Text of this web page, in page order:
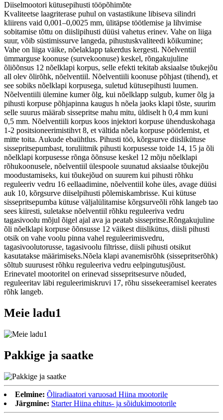
Diiselmootori kütusepihusti tööpõhimõte
Kvaliteetse laagriterase puhul on vastastikune libiseva silindri
kliirens vaid 0,001–0,0025 mm, ülitäpse töötlemise ja lihvimise
sobitamise tõttu on diislipihusti düüsi vahetus erinev. Vahe on liiga
suur, võib süstimissurve langeda, pihustuskvaliteedi kõikumine;
Vahe on liiga väike, nõelaklapp takerdus kergesti. Nõelventiil
ümmarguse koonuse (survekoonuse) keskel, rõngakujuline
õliõõnsus 12 nõelklapi korpus, selle efekti tekitab aksiaalse tõukejõu
all olev õlirõhk, nõelventiil. Nõelventiili koonuse põhjast (tihend), et
see sobiks nõelklapi korpusega, suletud kütusepihusti luumen.
Nõelventiili ülemine kumer õlg, kui nõelklapp sulgub, kumer õlg ja
pihusti korpuse põhjapinna kaugus h nõela jaoks klapi tõste, suurim
selle suurus määrab sissepritse mahu mitu, üldiselt h 0,4 mm kuni
0,5 mm. Nõelventiili korpus koos injektori korpuse ühenduskohaga
1-2 positsioneerimistihvt 8, et vältida nõela korpuse pöörlemist, et
mitte toita. Aukude ebaühtlus. Pihusti töö, kõrgsurve diislikütuse
sissepritsepumbast, toruliitmik pihusti korpusesse toide 14, 15 ja õli
nõelklapi korpusesse rõnga õõnsuse keskel 12 mõju nõelklapi
rõhukoonusele, nõelventiil ülespoole suunatud aksiaalse tõukejõu
moodustamiseks, kui tõukejõud on suurem kui pihusti rõhku
reguleeriv vedru 16 eellaadimine, nõelventiil kohe üles, avage düüsi
auk 10, kõrgsurve diiselpihusti põlemiskambrisse. Kui kütuse
sissepritsepumba kütuse väljalülitamise kõrgsurveõli rõhk langeb tao
sees kiiresti, suletakse nõelventiil rõhku reguleeriva vedru
tagasivoolu mõjul õigel ajal ava ja peatab sissepritse.Rõngakujuline
õli nõelklapi korpuse õõnsusse 12 väikest diislikütus, diisli pihusti
otsik on vahe voolu pinna vahel reguleerimisvedru,
tagasivoolutorusse, tagasivoolu filtrisse, diisli pihusti otsikut
kasutatakse määrimiseks.Nõela klapi avanemisrõhk (sissepritserõhk)
sõltub suurusest rõhku reguleeriva vedru eelpingutusjõust.
Erinevatel mootoritel on erinevad sissepritsesurve nõuded,
reguleeritav läbi reguleerimiskruvi 17, rõhu sissekeeramisel keerates
rõhk langeb.
Meie ladu1
Pakkige ja saatke
Eelmine: Õliradiaatori varuosad Hiina mootorile
Järgmine: Starter Hiina ehitus- ja sõidukimootorile